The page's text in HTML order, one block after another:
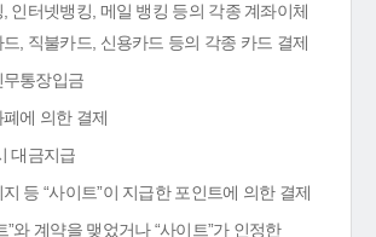
, 인터넷뱅킹, 메일 뱅킹 등의 각종 계좌이체
드, 직불카드, 신용카드 등의 각종 카드 결제
통장입금
에 의한 결제
대금지급
등 “사이트”이 지급한 포인트에 의한 결제
”와 계약을 맺었거나 “사이트”가 인정한